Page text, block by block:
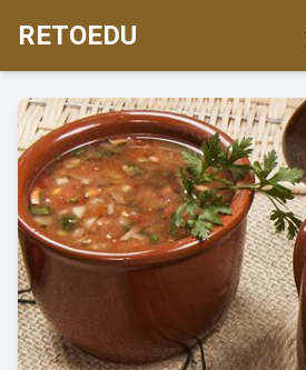
RETOEDU